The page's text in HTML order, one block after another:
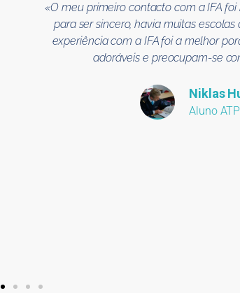
«O meu primeiro contacto com a IFA
para ser sincero, havia muitas
experiência com a IFA foi a melhor
adoráveis e preocupam-se
Niklas
Aluno